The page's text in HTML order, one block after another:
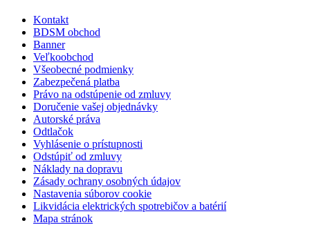
Kontakt
BDSM obchod
Banner
Veľkoobchod
Všeobecné podmienky
Zabezpečená platba
Právo na odstúpenie od zmluvy
Doručenie vašej objednávky
Autorské práva
Odtlačok
Vyhlásenie o prístupnosti
Odstúpiť od zmluvy
Náklady na dopravu
Zásady ochrany osobných údajov
Nastavenia súborov cookie
Likvidácia elektrických spotrebičov a batérií
Mapa stránok